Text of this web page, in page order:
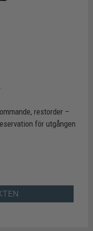
restorder –
för utgången